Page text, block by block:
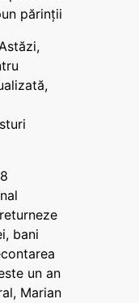
părinții
bani
un an
Marian